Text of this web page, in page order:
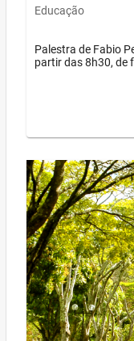
Educação
Palestra de Fabio
partir das 8h30, de